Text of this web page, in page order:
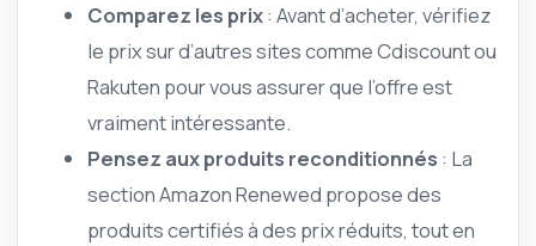
Comparez les prix: Avant d’acheter, vérifiez
le prix sur d’autres sites comme Cdiscount ou
Rakuten pour vous assurer que l’offre est
vraiment intéressante.
Pensez aux produits reconditionnés : La
section Amazon Renewed propose des
produits certifiés à des prix réduits, tout en